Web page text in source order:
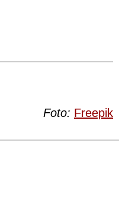
Foto: Freepik